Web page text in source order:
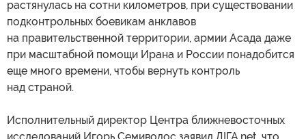
растянулась на сотни километров, при существовании
подконтрольных боевикам анклавов
на правительственной территории, армии Асада даже
при масштабной помощи Ирана и России понадобится
еще много времени, чтобы вернуть контроль
над страной.
Исполнительный директор Центра ближневосточных